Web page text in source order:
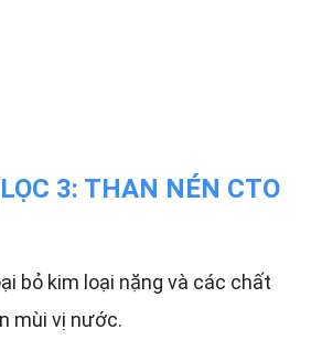
3: THAN NÉN CTO
bỏ kim loại nặng và các chất
mùi vị nước.